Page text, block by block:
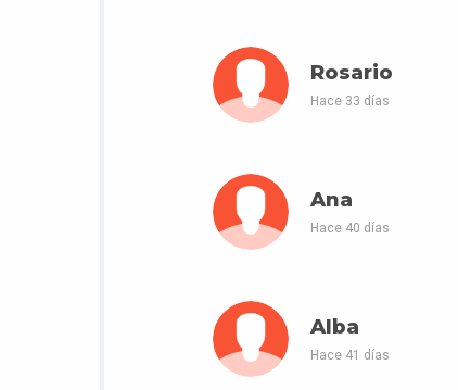
Rosario
Hace 33 días
Ana
Hace 40 días
Alba
Hace 41 días